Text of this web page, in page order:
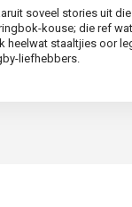
soveel stories uit
kouse; die ref
staaltjies oor
liefhebbers.